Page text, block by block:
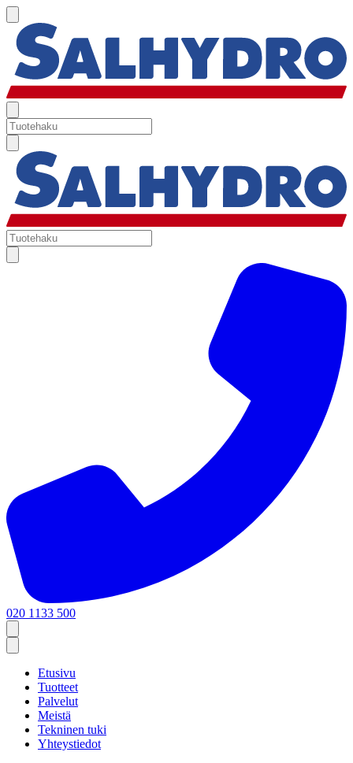
020 1133 500
Etusivu
Tuotteet
Palvelut
Meistä
Tekninen tuki
Yhteystiedot